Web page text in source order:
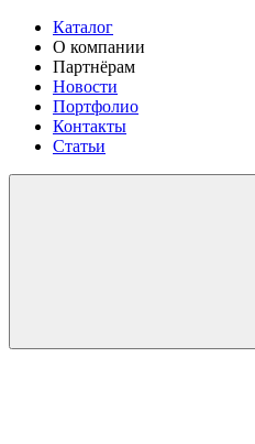
Каталог
О компании
Партнёрам
Новости
Портфолио
Контакты
Статьи